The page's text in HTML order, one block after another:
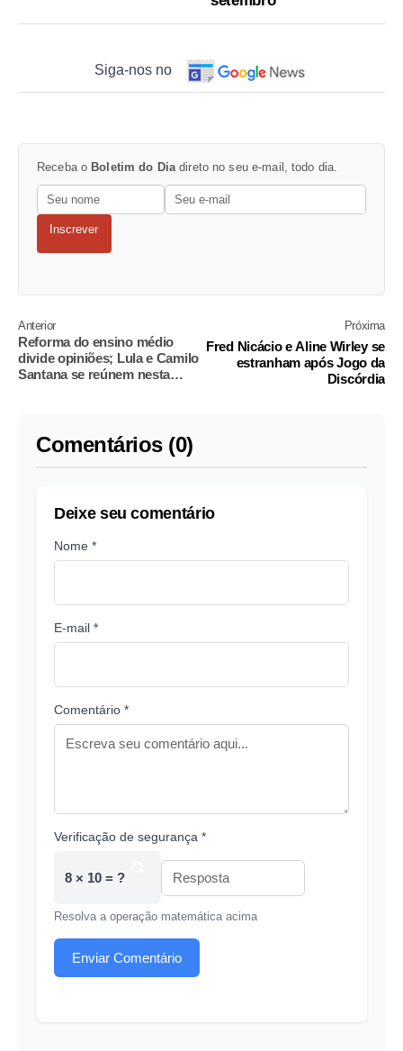
Siga-nos no
Receba o Boletim do Dia direto no seu e-mail, todo dia.
Inscrever
Anterior
Reforma do ensino médio
divide opiniões; Lula e Camilo
Santana se reúnem nesta
Próxima
Fred Nicácio e Aline Wirley se
estranham após Jogo da
Discórdia
Comentários (0)
Deixe seu comentário
Nome *
E-mail *
Comentário *
Verificação de segurança *
8 × 10 = ?
Resolva a operação matemática acima
Enviar Comentário